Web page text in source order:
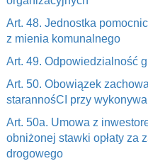
Art. 48. Jednostka
z mienia komunalnego
Art. 49. Odpowiedzialność
Art. 50. Obowiązek
starannośCI przy
Art. 50a. Umowa z
obniżonej stawki opłaty za
drogowego